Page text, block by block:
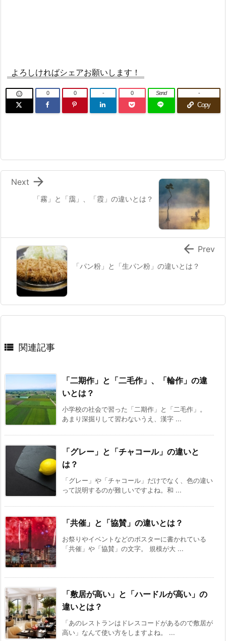
よろしければシェアお願いします！
 0 0 - 0 Send
Copy
-
「霧」と「靄」、「霞」の違いとは？

Next
「パン粉」と「生パン粉」の違いとは？
 Prev
 関連記事
「二期作」と「二毛作」、「輪作」の違
いとは？
小学校の社会で習った「二期作」と「二毛作」。
あまり深掘りして習わないうえ、漢字 ...
「グレー」と「チャコール」の違いと
は？
「グレー」や「チャコール」だけでなく、色の違い
って説明するのが難しいですよね。和 ...
「共催」と「協賛」の違いとは？
お祭りやイベントなどのポスターに書かれている
「共催」や「協賛」の文字。 規模が大 ...
「敷居が高い」と「ハードルが高い」の
違いとは？
「あのレストランはドレスコードがあるので敷居が
高い」なんて使い方をしますよね。 ...